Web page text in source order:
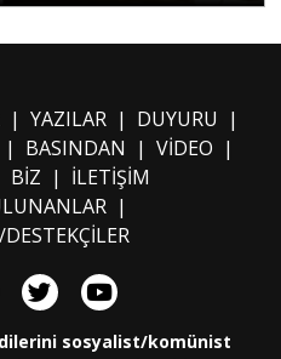
| YAZILAR| DUYURU |
BASINDAN | VİDEO |
BİZ | İLETİŞİM
|
sosyalist/komünist